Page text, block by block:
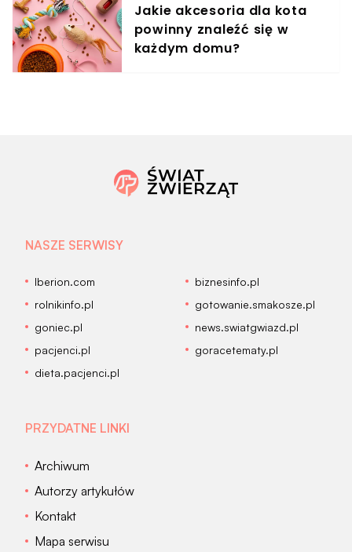
Jakie akcesoria dla kota
powinny znaleźć się w
każdym domu?
NASZE SERWISY
Iberion.com
biznesinfo.pl
rolnikinfo.pl
gotowanie.smakosze.pl
goniec.pl
news.swiatgwiazd.pl
pacjenci.pl
goracetematy.pl
dieta.pacjenci.pl
PRZYDATNE LINKI
Archiwum
Autorzy artykułów
Kontakt
Mapa serwisu